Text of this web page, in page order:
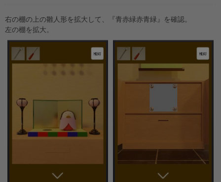
右の棚の上の雛人形を拡大して、『青赤緑赤青緑』を確認。
左の棚を拡大。